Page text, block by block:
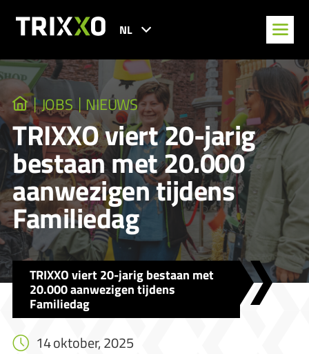
NL
JOBS NIEUWS
TRIXXO viert 20-jarig
bestaan met 20.000
aanwezigen tijdens
Familiedag
TRIXXO viert 20-jarig bestaan met
20.000 aanwezigen tijdens
Familiedag
14 oktober, 2025